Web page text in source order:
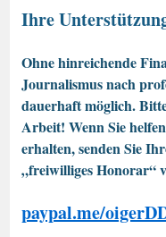
Ihre
Ohne hinreichende
Journalismus nach
dauerhaft möglich.
Arbeit! Wenn Sie
erhalten, senden Sie
„freiwilliges Honorar“
paypal.me/